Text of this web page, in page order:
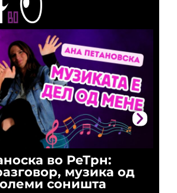
во РеТрн:
музика од
соништа